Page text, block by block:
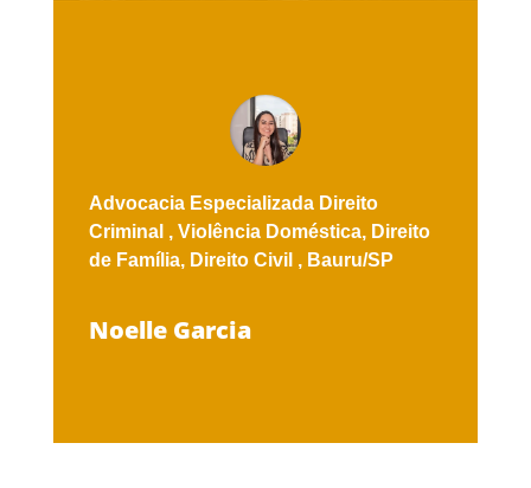
Advocacia Especializada Direito
Criminal , Violência Doméstica, Direito
de Família, Direito Civil , Bauru/SP
Noelle Garcia